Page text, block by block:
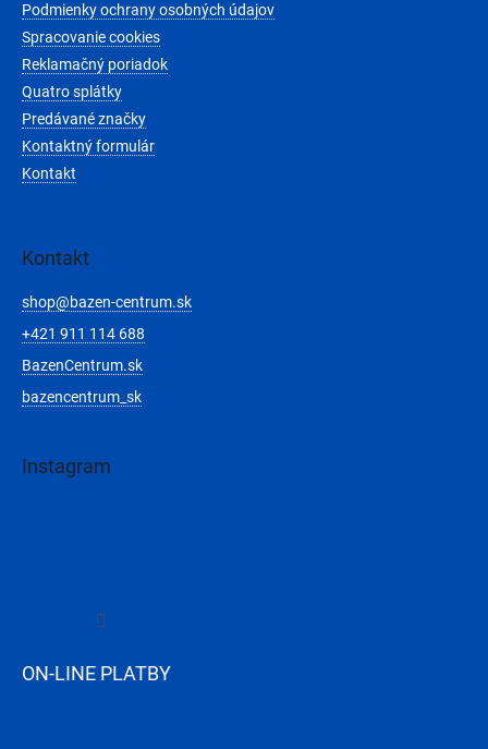
Podmienky ochrany osobných údajov
Spracovanie cookies
Reklamačný poriadok
Quatro splátky
Predávané značky
Kontaktný formulár
Kontakt
Kontakt
shop@bazen-centrum.sk
+421 911 114 688
BazenCentrum.sk
bazencentrum_sk
Instagram
ON-LINE PLATBY